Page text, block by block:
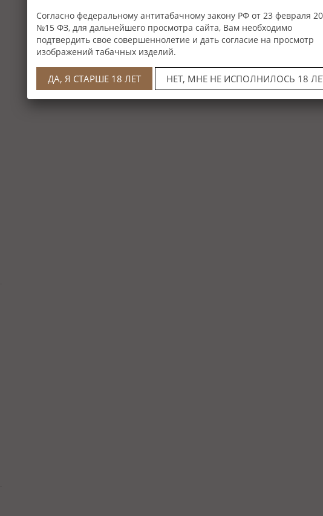
Согласно федеральному антитабачному закону РФ от 23 февраля
№15 ФЗ, для дальнейшего просмотра сайта, Вам необходимо
подтвердить свое совершеннолетие и дать согласие на просмотр
изображений табачных изделий.
ДА, Я СТАРШЕ 18 ЛЕТ НЕТ, МНЕ НЕ ИСПОЛНИЛОСЬ 18